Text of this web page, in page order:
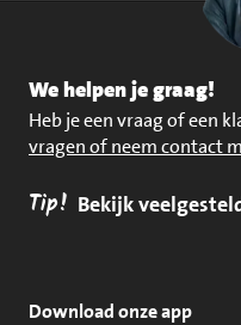
We helpen je graag!
Heb je een vraag of een
vragen of neem contact
Tip! Bekijk
Download onze app